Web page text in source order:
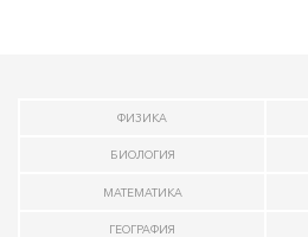
ФИЗИКА
БИОЛОГИЯ
МАТЕМАТИКА
ГЕОГРАФИЯ